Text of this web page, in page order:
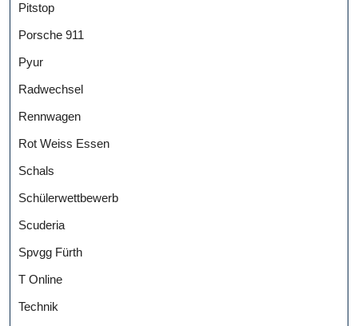
Pitstop
Porsche 911
Pyur
Radwechsel
Rennwagen
Rot Weiss Essen
Schals
Schülerwettbewerb
Scuderia
Spvgg Fürth
T Online
Technik